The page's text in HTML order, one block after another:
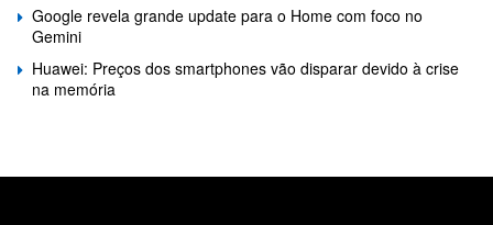
Google revela grande update para o Home com foco no
Gemini
Huawei: Preços dos smartphones vão disparar devido à crise
na memória